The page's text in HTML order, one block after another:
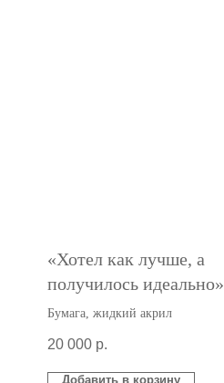
«Хотел как лучше, а
получилось идеально»
Андрей Логвин
Бумага, жидкий акрил
20 000 р.
Добавить в корзину